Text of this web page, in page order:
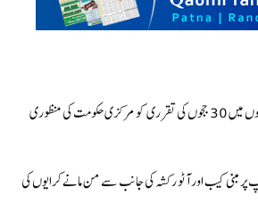
پر مبنی کیب اور آٹو رکشہ کی جانب سے من مانے کرایوں کی